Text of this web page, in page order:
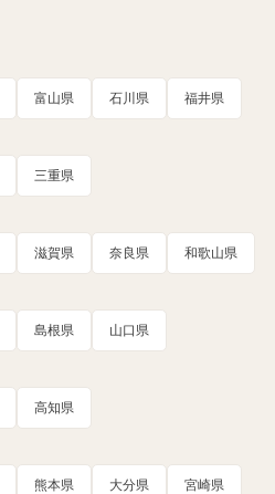
富山県 石川県 福井県
三重県
滋賀県 奈良県 和歌山県
島根県 山口県
高知県
熊本県 大分県 宮崎県